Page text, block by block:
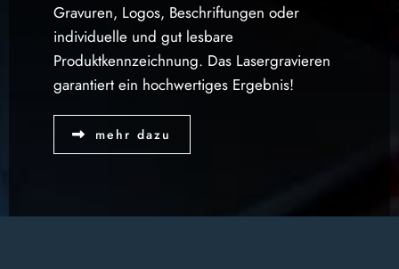
Gravuren, Logos, Beschriftungen oder
individuelle und gut lesbare
Produktkennzeichnung. Das Lasergravieren
garantiert ein hochwertiges Ergebnis!
mehr dazu